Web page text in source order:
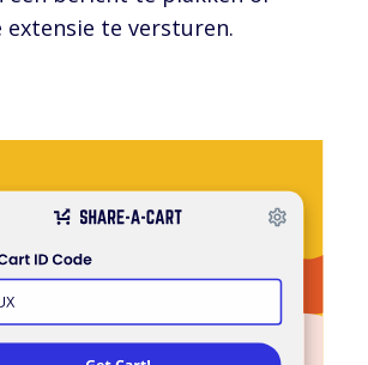
extensie te versturen.